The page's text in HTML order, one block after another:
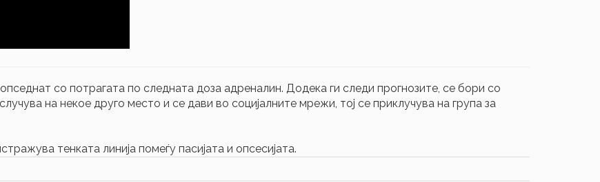
со потрагата по следната доза адреналин. Додека ги следи прогнозите, се бори со
на некое друго место и се дави во социјалните мрежи, тој се приклучува на група за
тенката линија помеѓу пасијата и опсесијата.